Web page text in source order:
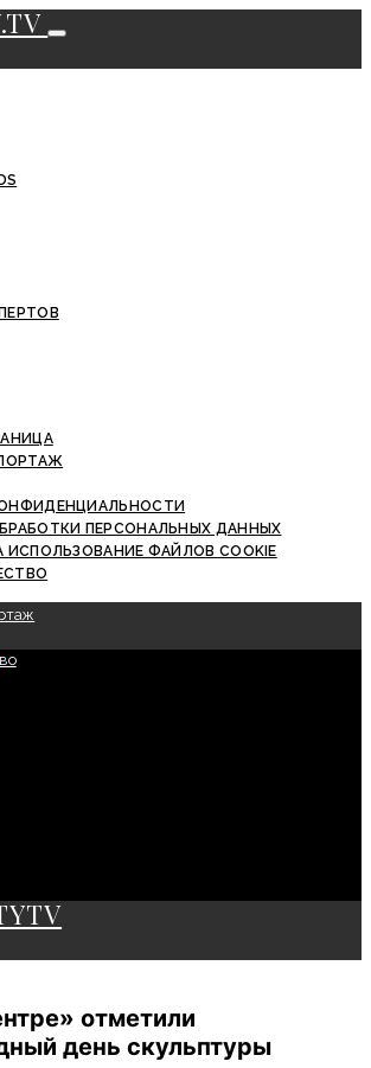
ПЕРСОНАЛЬНЫХ ДАННЫХ
ИСПОЛЬЗОВАНИЕ ФАЙЛОВ COOKIE
отметили
день скульптуры